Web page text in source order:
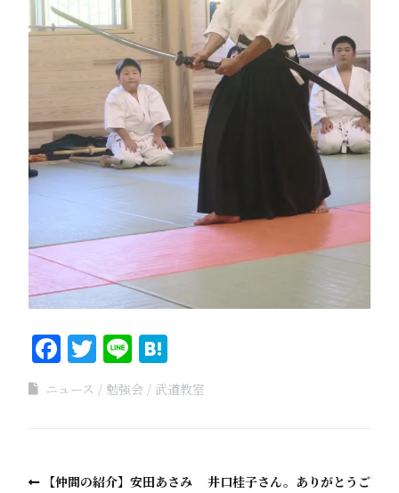
Facebook
Twitter
Line
ニュース 勉強会 武道教室
【仲間の紹介】安田あさみ
井口桂子さん。ありがとうご